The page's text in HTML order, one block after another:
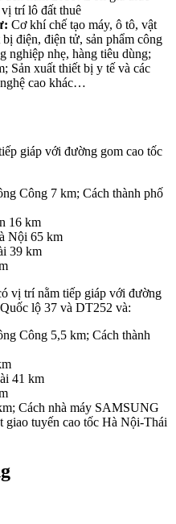
trí lô đất thuê
Cơ khí chế tạo máy, ô tô, vật
điện, điện tử, sản phẩm công
nghiệp nhẹ, hàng tiêu dùng;
Sản xuất thiết bị y tế và các
cao khác…
giáp với đường gom cao tốc
Công 7 km; Cách thành phố
16 km
Nội 65 km
39 km
vị trí nằm tiếp giáp với đường
lộ 37 và DT252 và:
Công 5,5 km; Cách thành
41 km
Cách nhà máy SAMSUNG
giao tuyến cao tốc Hà Nội-Thái